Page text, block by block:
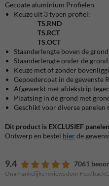
Gecoate aluminium Profielen
Keuze uit 3 typen profiel:
TS.RND
TS.RCT
TS.OCT
Staanderlengte boven de
Staanderlengte onder de
Keuze met of zonder
Gepoedercoat in de gewenste
Afgewerkt met afdekstrip
Plaatsing in de grond met
Geschikt voor diverse panelen
Dit product is EXCLUSIEF
Ontwerp en bestel hierde
9.4 7061
Onafhankelijke reviews door